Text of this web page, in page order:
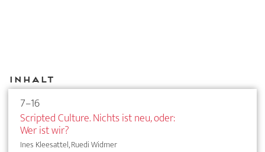
Inhalt
7–16
Scripted Culture. Nichts ist neu, oder:
Wer ist wir?
Ines Kleesattel, Ruedi Widmer